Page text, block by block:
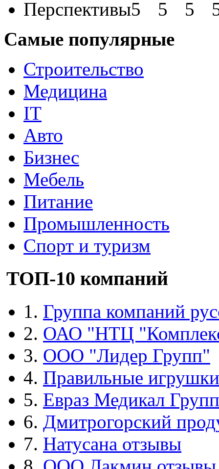
Перспективы
Самые популярные
Строительство
Медицина
IT
Авто
Бизнес
Мебель
Питание
Промышленность
Спорт и туризм
ТОП-10 компаний
1. Группа компаний
2. ОАО "НТЦ
3. ООО "Лидер Групп"
4. Правильные игрушки
5. Евраз Медикал Групп
6. Дмитрогорский
7. Натусана отзывы